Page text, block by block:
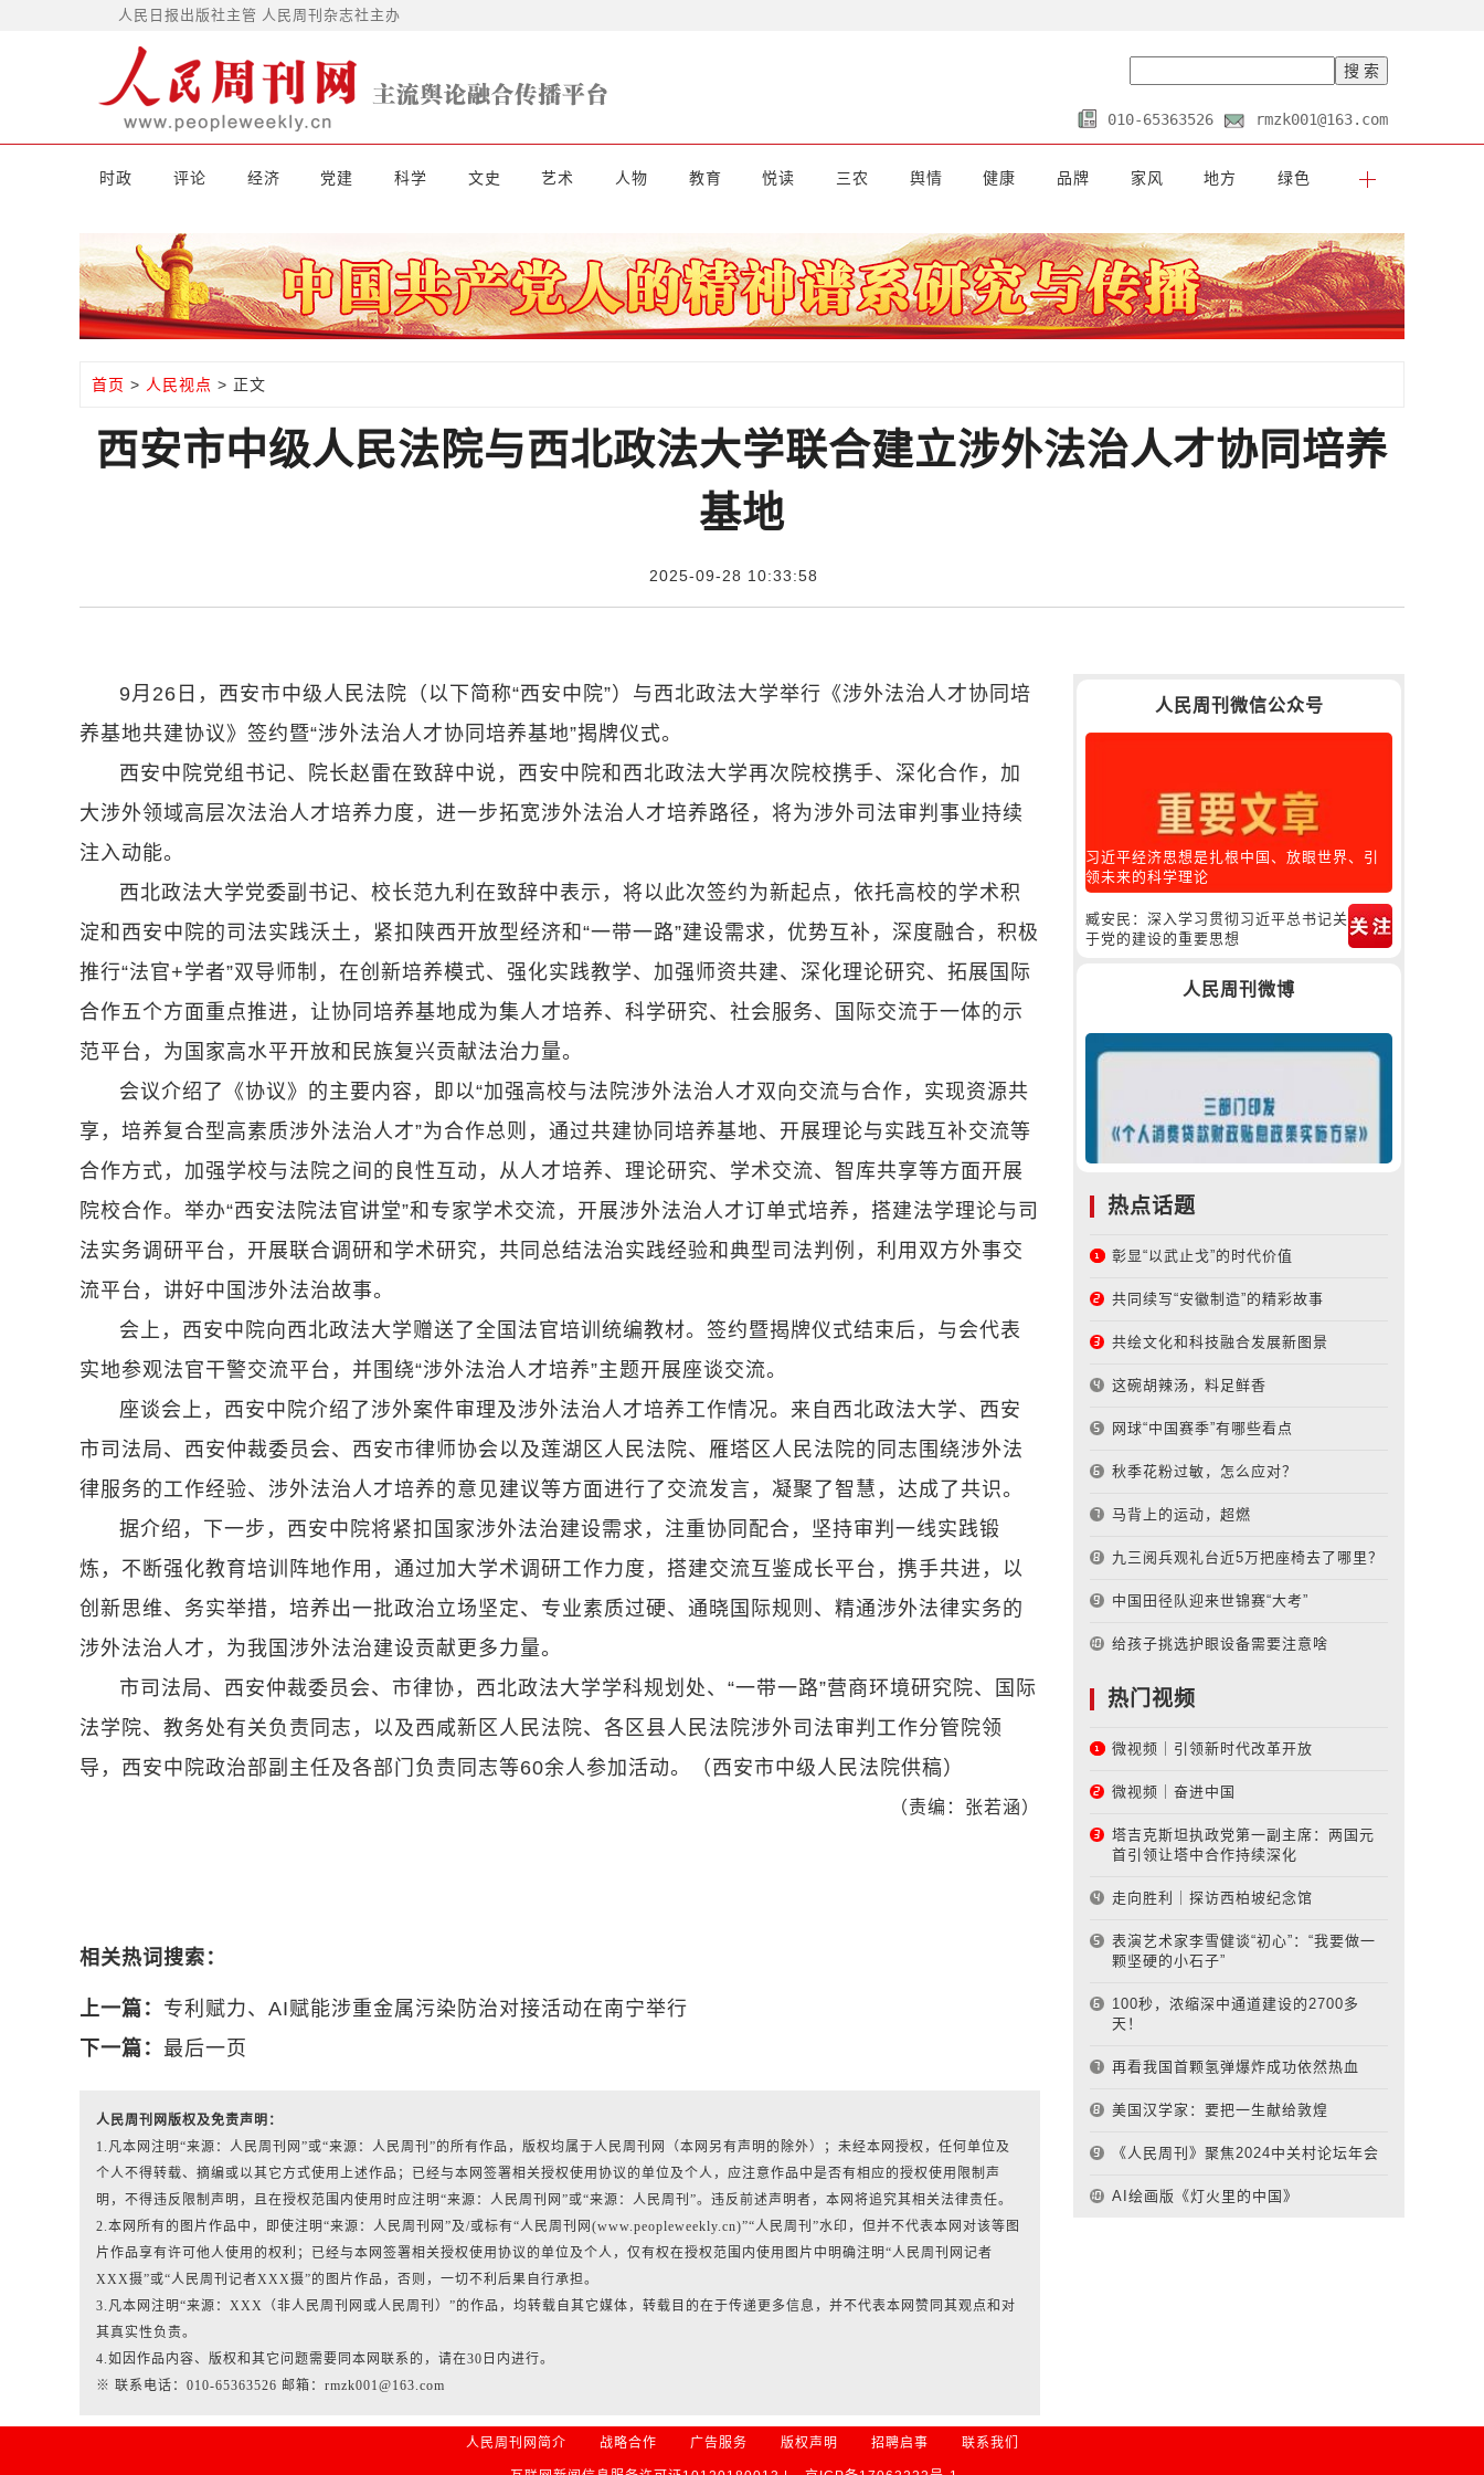
人民日报出版社主管 人民周刊杂志社主办
010-65363526 rmzk001@163.com
时政 评论 经济 党建 科学 文史 艺术 人物 教育 悦读 三农 舆情 健康 品牌 家风 地方 绿色
首页 > 人民视点 > 正文
西安市中级人民法院与西北政法大学联合建立涉外法治人才协同培养
基地
2025-09-28 10:33:58
9月26日，西安市中级人民法院（以下简称“西安中院”）与西北政法大学举行《涉外法治人才协同培
养基地共建协议》签约暨“涉外法治人才协同培养基地”揭牌仪式。
西安中院党组书记、院长赵雷在致辞中说，西安中院和西北政法大学再次院校携手、深化合作，加
大涉外领域高层次法治人才培养力度，进一步拓宽涉外法治人才培养路径，将为涉外司法审判事业持续
注入动能。
西北政法大学党委副书记、校长范九利在致辞中表示，将以此次签约为新起点，依托高校的学术积
淀和西安中院的司法实践沃土，紧扣陕西开放型经济和“一带一路”建设需求，优势互补，深度融合，积极
推行“法官+学者”双导师制，在创新培养模式、强化实践教学、加强师资共建、深化理论研究、拓展国际
合作五个方面重点推进，让协同培养基地成为集人才培养、科学研究、社会服务、国际交流于一体的示
范平台，为国家高水平开放和民族复兴贡献法治力量。
会议介绍了《协议》的主要内容，即以“加强高校与法院涉外法治人才双向交流与合作，实现资源共
享，培养复合型高素质涉外法治人才”为合作总则，通过共建协同培养基地、开展理论与实践互补交流等
合作方式，加强学校与法院之间的良性互动，从人才培养、理论研究、学术交流、智库共享等方面开展
院校合作。举办“西安法院法官讲堂”和专家学术交流，开展涉外法治人才订单式培养，搭建法学理论与司
法实务调研平台，开展联合调研和学术研究，共同总结法治实践经验和典型司法判例，利用双方外事交
流平台，讲好中国涉外法治故事。
会上，西安中院向西北政法大学赠送了全国法官培训统编教材。签约暨揭牌仪式结束后，与会代表
实地参观法官干警交流平台，并围绕“涉外法治人才培养”主题开展座谈交流。
座谈会上，西安中院介绍了涉外案件审理及涉外法治人才培养工作情况。来自西北政法大学、西安
市司法局、西安仲裁委员会、西安市律师协会以及莲湖区人民法院、雁塔区人民法院的同志围绕涉外法
律服务的工作经验、涉外法治人才培养的意见建议等方面进行了交流发言，凝聚了智慧，达成了共识。
据介绍，下一步，西安中院将紧扣国家涉外法治建设需求，注重协同配合，坚持审判一线实践锻
炼，不断强化教育培训阵地作用，通过加大学术调研工作力度，搭建交流互鉴成长平台，携手共进，以
创新思维、务实举措，培养出一批政治立场坚定、专业素质过硬、通晓国际规则、精通涉外法律实务的
涉外法治人才，为我国涉外法治建设贡献更多力量。
市司法局、西安仲裁委员会、市律协，西北政法大学学科规划处、“一带一路”营商环境研究院、国际
法学院、教务处有关负责同志，以及西咸新区人民法院、各区县人民法院涉外司法审判工作分管院领
导，西安中院政治部副主任及各部门负责同志等60余人参加活动。（西安市中级人民法院供稿）
（责编：张若涵）
相关热词搜索：
上一篇： 专利赋力、AI赋能涉重金属污染防治对接活动在南宁举行
下一篇： 最后一页
人民周刊网版权及免责声明：
1.凡本网注明“来源：人民周刊网”或“来源：人民周刊”的所有作品，版权均属于人民周刊网（本网另有声明的除外）；未经本网授权，任何单位及
个人不得转载、摘编或以其它方式使用上述作品；已经与本网签署相关授权使用协议的单位及个人，应注意作品中是否有相应的授权使用限制声
明，不得违反限制声明，且在授权范围内使用时应注明“来源：人民周刊网”或“来源：人民周刊”。违反前述声明者，本网将追究其相关法律责任。
2.本网所有的图片作品中，即使注明“来源：人民周刊网”及/或标有“人民周刊网(www.peopleweekly.cn)”“人民周刊”水印，但并不代表本网对该等图
片作品享有许可他人使用的权利；已经与本网签署相关授权使用协议的单位及个人，仅有权在授权范围内使用图片中明确注明“人民周刊网记者
XXX摄”或“人民周刊记者XXX摄”的图片作品，否则，一切不利后果自行承担。
3.凡本网注明“来源：XXX（非人民周刊网或人民周刊）”的作品，均转载自其它媒体，转载目的在于传递更多信息，并不代表本网赞同其观点和对
其真实性负责。
4.如因作品内容、版权和其它问题需要同本网联系的，请在30日内进行。
※ 联系电话：010-65363526 邮箱：rmzk001@163.com
人民周刊微信公众号
习近平经济思想是扎根中国、放眼世界、引
领未来的科学理论
臧安民：深入学习贯彻习近平总书记关
于党的建设的重要思想
人民周刊微博
热点话题
彰显“以武止戈”的时代价值
共同续写“安徽制造”的精彩故事
共绘文化和科技融合发展新图景
这碗胡辣汤，料足鲜香
网球“中国赛季”有哪些看点
秋季花粉过敏，怎么应对？
马背上的运动，超燃
九三阅兵观礼台近5万把座椅去了哪里？
中国田径队迎来世锦赛“大考”
给孩子挑选护眼设备需要注意啥
热门视频
微视频｜引领新时代改革开放
微视频｜奋进中国
塔吉克斯坦执政党第一副主席：两国元
首引领让塔中合作持续深化
走向胜利｜探访西柏坡纪念馆
表演艺术家李雪健谈“初心”：“我要做一
颗坚硬的小石子”
100秒，浓缩深中通道建设的2700多
天！
再看我国首颗氢弹爆炸成功依然热血
美国汉学家：要把一生献给敦煌
《人民周刊》聚焦2024中关村论坛年会
AI绘画版《灯火里的中国》
人民周刊网简介 战略合作 广告服务 版权声明 招聘启事 联系我们